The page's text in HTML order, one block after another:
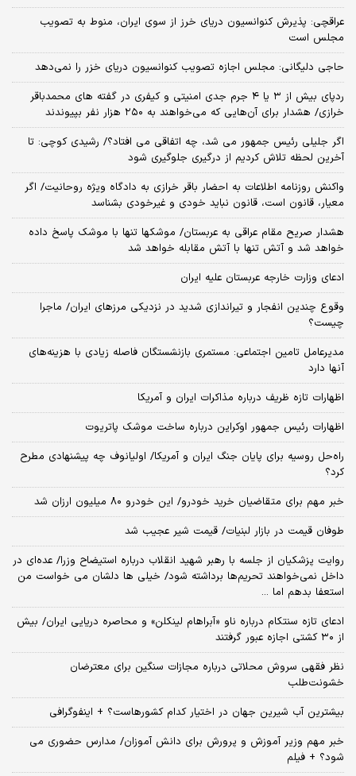
عراقچی: پذیرش کنوانسیون دریای خرز از سوی ایران، منوط به تصویب
مجلس است
حاجی دلیگانی: مجلس اجازه تصویب کنوانسیون دریای خزر را نمی‌دهد
ردپای بیش از ۳ یا ۴ جرم جدی امنیتی و کیفری در گفته های محمدباقر
خرازی/ هشدار برای آن‌هایی که می‌خواهند به ۲۵۰ هزار نفر بپیوندند
اگر جلیلی رئیس جمهور می شد، چه اتفاقی می افتاد؟/ رشیدی کوچی: تا
آخرین لحظه تلاش کردیم از درگیری جلوگیری شود
واکنش روزنامه اطلاعات به احضار باقر خرازی به دادگاه ویژه روحانیت/ اگر
معیار، قانون است، قانون نباید خودی و غیرخودی بشناسد
هشدار صریح مقام عراقی به عربستان/ موشکها تنها با موشک پاسخ داده
خواهد شد و آتش تنها با آتش مقابله خواهد شد
ادعای وزارت خارجه عربستان علیه ایران
وقوع چندین انفجار و تیراندازی شدید در نزدیکی مرز‌های ایران/ ماجرا
چیست؟
مدیرعامل تامین اجتماعی: مستمری بازنشستگان فاصله زیادی با هزینه‌های
آنها دارد
اظهارات تازه ظریف درباره مذاکرات ایران و آمریکا
اظهارات رئیس جمهور اوکراین درباره ساخت موشک پاتریوت
راه‌حل روسیه برای پایان جنگ ایران و آمریکا/ اولیانوف چه پیشنهادی مطرح
کرد؟
خبر مهم برای متقاضیان خرید خودرو/ این خودرو ۸۰ میلیون ارزان شد
طوفان قیمت در بازار لبنیات/ قیمت شیر عجیب شد
روایت پزشکیان از جلسه با رهبر شهید انقلاب درباره استیضاح وزرا/ عده‌ای در
داخل نمی‌خواهند تحریم‌ها برداشته شود/ خیلی ها دلشان می خواست من
استعفا بدهم اما ...
ادعای تازه سنتکام درباره ناو «آبراهام لینکلن» و محاصره دریایی ایران/ بیش
از ۳۰ کشتی اجازه عبور گرفتند
نظر فقهی سروش محلاتی درباره مجازات سنگین برای معترضان
خشونت‌طلب
بیشترین آب شیرین جهان در اختیار کدام کشورهاست؟ + اینفوگرافی
خبر مهم وزیر آموزش و پرورش برای دانش آموزان/ مدارس حضوری می
شود؟ + فیلم